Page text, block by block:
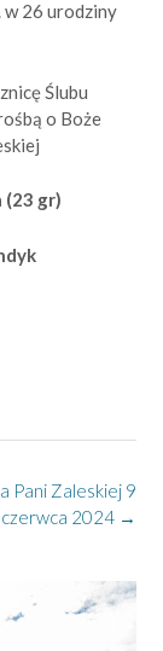
w 26 urodziny
Ślubu
o Boże
(23 gr)
Pani Zaleskiej 9
czerwca 2024 →